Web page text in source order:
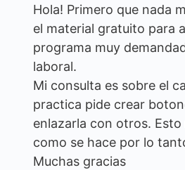
Hola! Primero que nada
el material gratuito para
programa muy
laboral.
Mi consulta es sobre el
practica pide crear
enlazarla con otros.
como se hace por lo
Muchas gracias